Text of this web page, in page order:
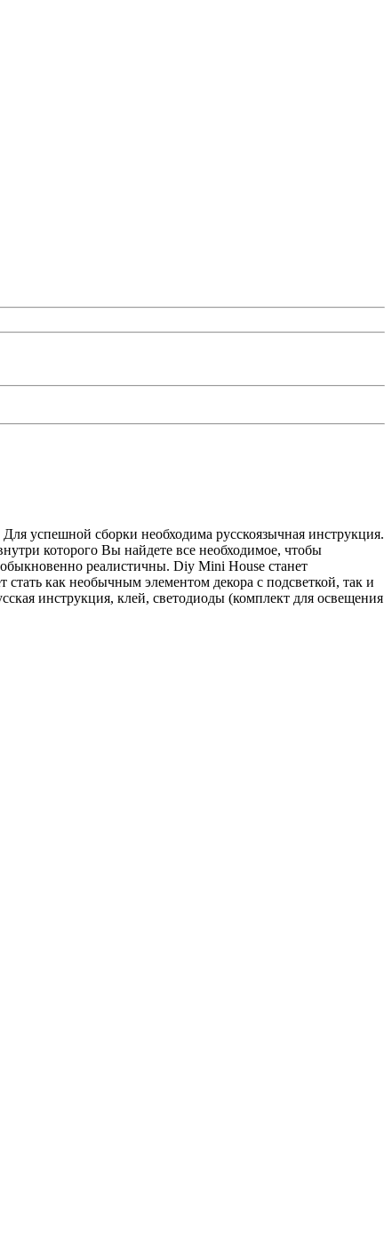
успешной сборки необходима русскоязычная инструкция.
которого Вы найдете все необходимое, чтобы
реалистичны. Diy Mini House станет
как необычным элементом декора с подсветкой, так и
инструкция, клей, светодиоды (комплект для освещения